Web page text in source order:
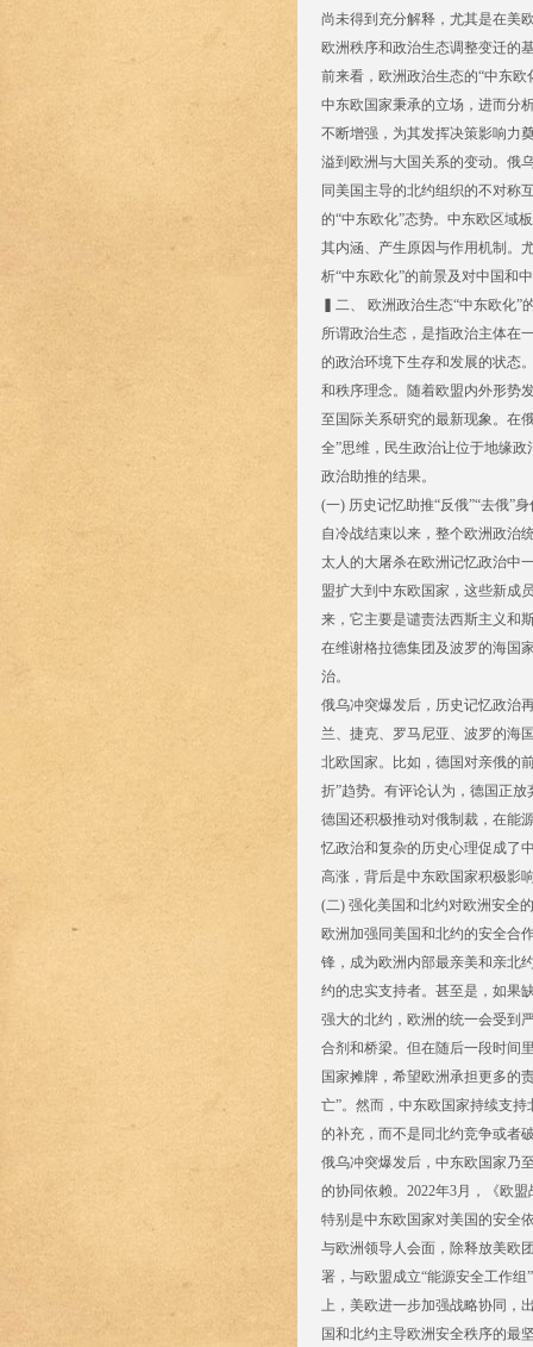
尚未得到充分解释，尤其是在美
欧洲秩序和政治生态调整变迁的
前来看，欧洲政治生态的“中东
中东欧国家秉承的立场，进而分
不断增强，为其发挥决策影响力
溢到欧洲与大国关系的变动。俄
同美国主导的北约组织的不对称
的“中东欧化”态势。中东欧区域
其内涵、产生原因与作用机制。
析“中东欧化”的前景及对中国和
▍二、 欧洲政治生态“中东欧化”
所谓政治生态，是指政治主体在
的政治环境下生存和发展的状态
和秩序理念。随着欧盟内外形势
至国际关系研究的最新现象。在
全”思维，民生政治让位于地缘
政治助推的结果。
(一) 历史记忆助推“反俄”“去俄”
自冷战结束以来，整个欧洲政治
太人的大屠杀在欧洲记忆政治中
盟扩大到中东欧国家，这些新成
来，它主要是谴责法西斯主义和
在维谢格拉德集团及波罗的海国
治。
俄乌冲突爆发后，历史记忆政治
兰、捷克、罗马尼亚、波罗的海
北欧国家。比如，德国对亲俄的
折”趋势。有评论认为，德国正
德国还积极推动对俄制裁，在能
忆政治和复杂的历史心理促成了
高涨，背后是中东欧国家积极影
(二) 强化美国和北约对欧洲安全
欧洲加强同美国和北约的安全合
锋，成为欧洲内部最亲美和亲北
约的忠实支持者。甚至是，如果
强大的北约，欧洲的统一会受到
合剂和桥梁。但在随后一段时间
国家摊牌，希望欧洲承担更多的
亡”。然而，中东欧国家持续支
的补充，而不是同北约竞争或者
俄乌冲突爆发后，中东欧国家乃
的协同依赖。2022年3月，《欧
特别是中东欧国家对美国的安全
与欧洲领导人会面，除释放美欧
署，与欧盟成立“能源安全工作
上，美欧进一步加强战略协同，
国和北约主导欧洲安全秩序的最